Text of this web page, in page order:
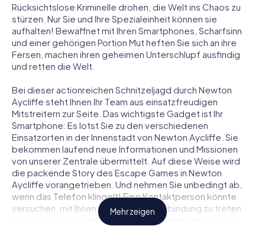
Rücksichtslose Kriminelle drohen, die Welt ins Chaos zu
stürzen. Nur Sie und Ihre Spezialeinheit können sie
aufhalten! Bewaffnet mit Ihren Smartphones, Scharfsinn
und einer gehörigen Portion Mut heften Sie sich an ihre
Fersen, machen ihren geheimen Unterschlupf ausfindig
und retten die Welt.
Bei dieser actionreichen Schnitzeljagd durch Newton
Aycliffe steht Ihnen Ihr Team aus einsatzfreudigen
Mitstreitern zur Seite. Das wichtigste Gadget ist Ihr
Smartphone: Es lotst Sie zu den verschiedenen
Einsatzorten in der Innenstadt von Newton Aycliffe. Sie
bekommen laufend neue Informationen und Missionen
von unserer Zentrale übermittelt. Auf diese Weise wird
die packende Story des Escape Games in Newton
Aycliffe vorangetrieben. Und nehmen Sie unbedingt ab,
wenn das Telefon klingelt! Eine Kontaktperson könnte
versuchen, mit Ihnen konspirativ in Verbindung zu treten …
Doch Vorsicht: So mancher Informant entpuppt sich als
Mehr zeigen